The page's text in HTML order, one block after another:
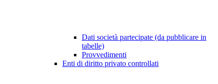
Dati società partecipate (da pubblicare in
tabelle)
Provvedimenti
Enti di diritto privato controllati